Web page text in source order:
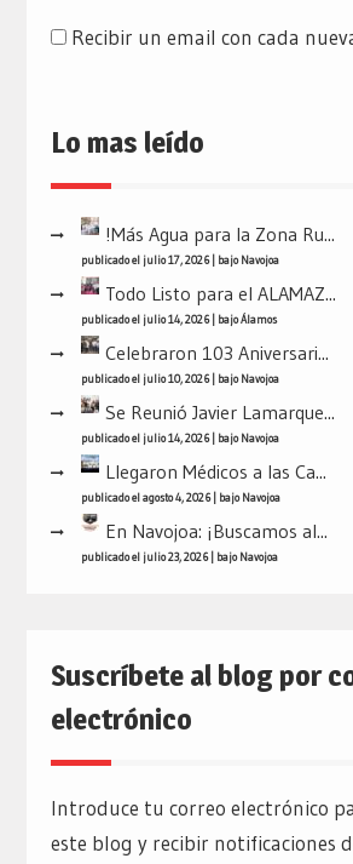
Recibir un email con cada
Lo mas leído
!Más Agua para la Zona Ru...
publicado el julio 17, 2026| bajo Navojoa
Todo Listo para el ALAMAZ...
publicado el julio 14, 2026| bajoÁlamos
Celebraron 103 Aniversari...
publicado el julio 10, 2026| bajo Navojoa
Se Reunió Javier Lamarque...
publicado el julio 14, 2026| bajo Navojoa
Llegaron Médicos a las Ca...
publicado el agosto 4, 2026| bajo Navojoa
En Navojoa: ¡Buscamos al...
publicado el julio 23, 2026| bajo Navojoa
Suscríbete al blog por
electrónico
Introduce tu correo electrónico
este blog y recibir notificaciones